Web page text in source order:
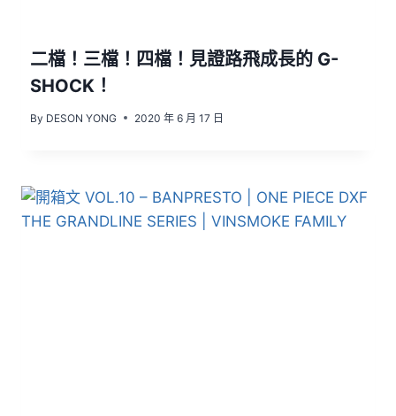
二檔！三檔！四檔！見證路飛成長的 G-
SHOCK！
By DESON YONG 2020 年 6 月 17 日